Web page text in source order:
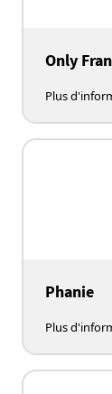
Only
Plus
Phanie
Plus